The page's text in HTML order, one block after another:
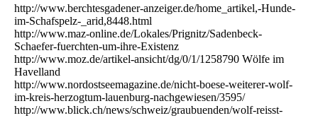
http://www.berchtesgadener-anzeiger.de/home_artikel,-Hunde-
im-Schafspelz-_arid,8448.html
http://www.maz-online.de/Lokales/Prignitz/Sadenbeck-
Schaefer-fuerchten-um-ihre-Existenz
http://www.moz.de/artikel-ansicht/dg/0/1/1258790 Wölfe im
Havelland
http://www.nordostseemagazine.de/nicht-boese-weiterer-wolf-
im-kreis-herzogtum-lauenburg-nachgewiesen/3595/
http://www.blick.ch/news/schweiz/graubuenden/wolf-reisst-